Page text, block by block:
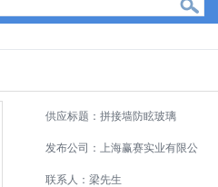
供应标题：拼接墙防眩玻璃
发布公司：上海赢赛实业有限公
联系人：梁先生